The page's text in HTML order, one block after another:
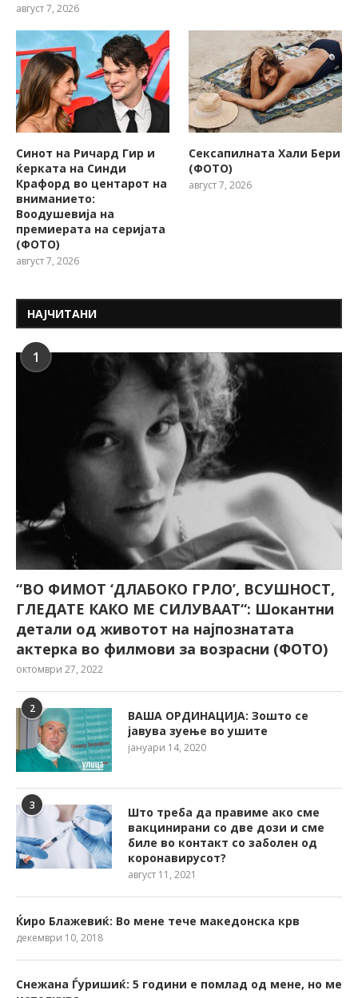
август 7, 2026
Синот на Ричард Гир и
ќерката на Синди
Крафорд во центарот на
вниманието:
Воодушевија на
премиерата на серијата
(ФОТО)
август 7, 2026
Сексапилната Хали Бери
(ФОТО)
август 7, 2026
НАЈЧИТАНИ
1
“ВО ФИМОТ ‘ДЛАБОКО ГРЛО’, ВСУШНОСТ,
ГЛЕДАТЕ КАКО МЕ СИЛУВААТ“: Шокантни
детали од животот на најпознатата
актерка во филмови за возрасни (ФОТО)
октомври 27, 2022
2
ВАША ОРДИНАЦИЈА: Зошто се
јавува зуење во ушите
јануари 14, 2020
3
Што треба да правиме ако сме
вакцинирани со две дози и сме
биле во контакт со заболен од
коронавирусот?
август 11, 2021
Ќиро Блажевиќ: Во мене тече македонска крв
декември 10, 2018
Снежана Ѓуришиќ: 5 години е помлад од мене, но ме